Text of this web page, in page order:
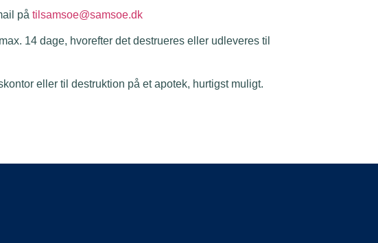
på tilsamsoe@samsoe.dk
14 dage, hvorefter det destrueres eller udleveres til
eller til destruktion på et apotek, hurtigst muligt.